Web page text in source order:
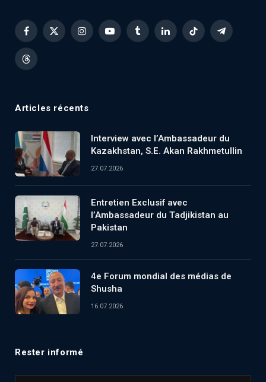
Facebook
X
InstagramYouTubeTumblrLinkedInTikTok Telegram
Threads
Articles récents
Interview avec l’Ambassadeur du
Kazakhstan, S.E. Akan Rakhmetullin
27.07.2026
Entretien Exclusif avec
l’Ambassadeur du Tadjikistan au
Pakistan
27.07.2026
4e Forum mondial des médias de
Shusha
16.07.2026
Rester informé